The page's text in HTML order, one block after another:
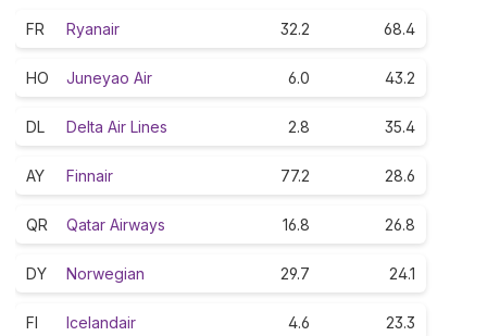
FR Ryanair 32.2 68.4
HO Juneyao Air 6.0 43.2
DL Delta Air Lines 2.8 35.4
AY Finnair 77.2 28.6
QR Qatar Airways 16.8 26.8
DY Norwegian 29.7 24.1
FI Icelandair 4.6 23.3